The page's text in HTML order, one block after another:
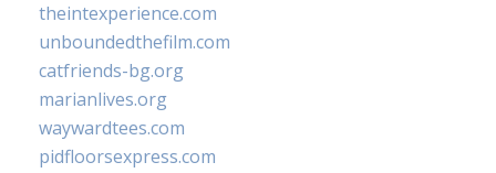
theintexperience.com
unboundedthefilm.com
catfriends-bg.org
marianlives.org
waywardtees.com
pidfloorsexpress.com